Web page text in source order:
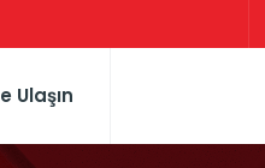
YERINDE INCELEDI
Ulaşın